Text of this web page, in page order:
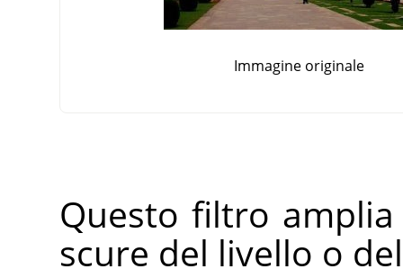
Immagine originale
Questo filtro
scure del livello o